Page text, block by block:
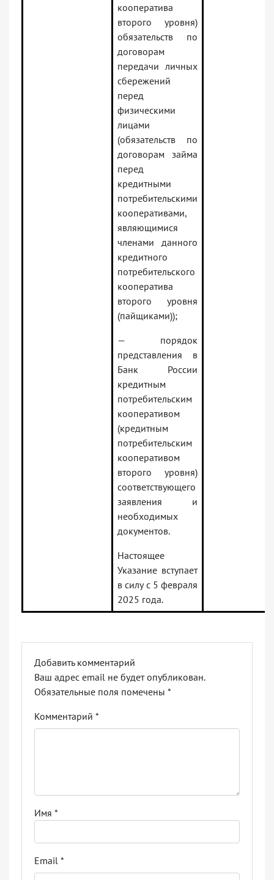
кооператива
второго уровня)
обязательств по
договорам
передачи личных
сбережений
перед
физическими
лицами
(обязательств по
договорам займа
перед
кредитными
потребительскими
кооперативами,
являющимися
членами данного
кредитного
потребительского
кооператива
второго уровня
(пайщиками));
— порядок
представления в
Банк России
кредитным
потребительским
кооперативом
(кредитным
потребительским
кооперативом
второго уровня)
соответствующего
заявления и
необходимых
документов.
Настоящее
Указание вступает
в силу с 5 февраля
2025 года.
Добавить комментарий
Ваш адрес email не будет опубликован.
Обязательные поля помечены *
Комментарий *
Имя *
Email *